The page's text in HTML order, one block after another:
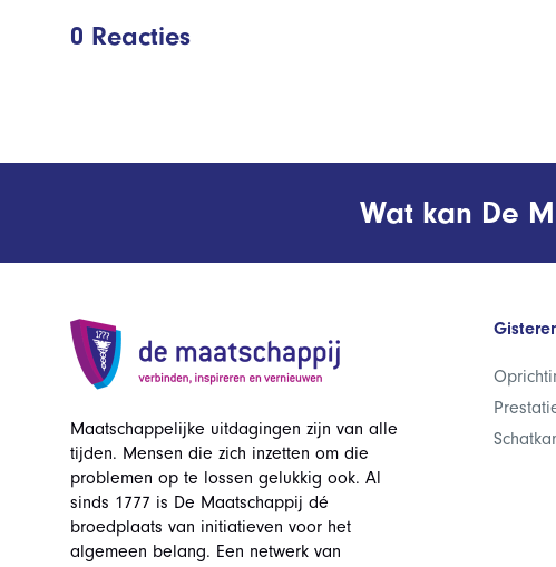
0 Reacties
Wat kan De
Maatschappelijke uitdagingen zijn van alle
tijden. Mensen die zich inzetten om die
problemen op te lossen gelukkig ook. Al
sinds 1777 is De Maatschappij dé
broedplaats van initiatieven voor het
algemeen belang. Een netwerk van